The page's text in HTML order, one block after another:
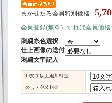
まかせたろ会員特別価格
会員登録(無料）すれば会員価格
刺繍糸色選択
仕上画像の送付
刺繍文字記入
10文字以上追加料金
のし・包装料金